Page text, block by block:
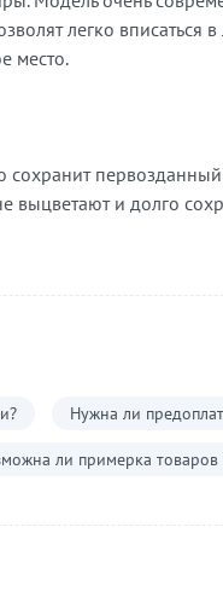
легко
место.
выцветают и долго
Нужна ли
ли примерка товаров